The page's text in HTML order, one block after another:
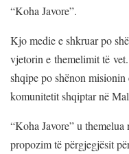
“Koha Javore”.
Kjo medie e shkruar po
vjetorin e themelimit të
shqipe po shënon
komunitetit shqiptar në
“Koha Javore” u
propozim të përgjegjësit